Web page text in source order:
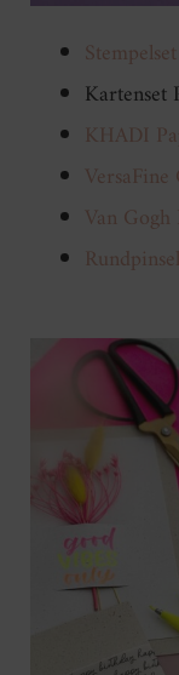
Kartenset
KHADI
Van
Rundpinsel